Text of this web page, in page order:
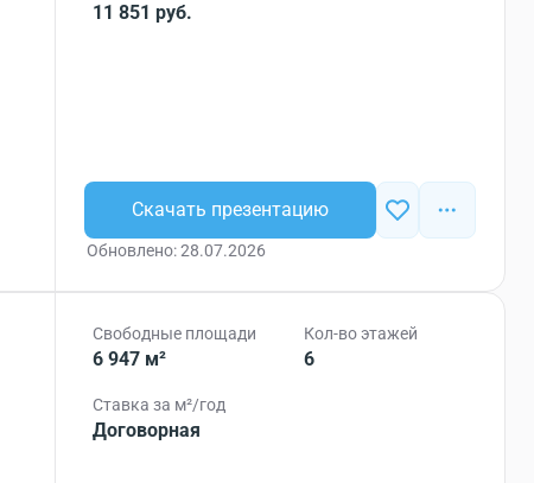
11 851 руб.
Скачать презентацию
Обновлено: 28.07.2026
Свободные площади
6 947 м²
Кол-во этажей
6
Ставка за м²/год
Договорная